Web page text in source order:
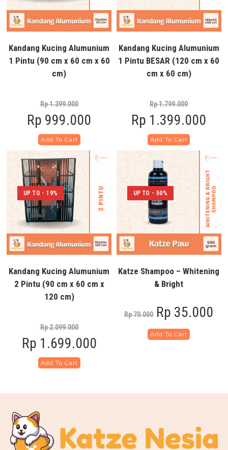
Kandang Kucing Alumunium
1 Pintu (90 cm x 60 cm x 60
cm)
Rp1.399.000
Rp 999.000
Add To Cart
Kandang Kucing Alumunium
1 Pintu BESAR (120 cm x 60
cm x 60 cm)
Rp1.799.000
Rp 1.399.000
Add To Cart
UP TO - 19%
Kandang Kucing Alumunium
2 Pintu (90 cm x 60 cm x
120 cm)
Rp2.099.000
Rp 1.699.000
Add To Cart
UP TO - 50%
Katze Shampoo – Whitening
& Bright
Rp70.000 Rp 35.000
Add To Cart